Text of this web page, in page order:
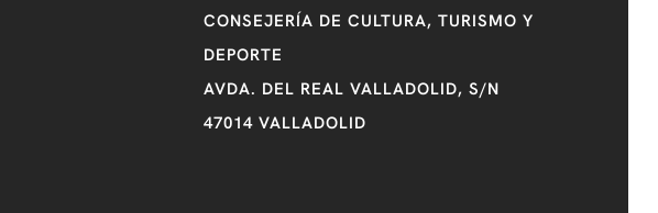
CONSEJERÍA DE CULTURA, TURISMO Y
DEPORTE
AVDA. DEL REAL VALLADOLID, S/N
47014 VALLADOLID